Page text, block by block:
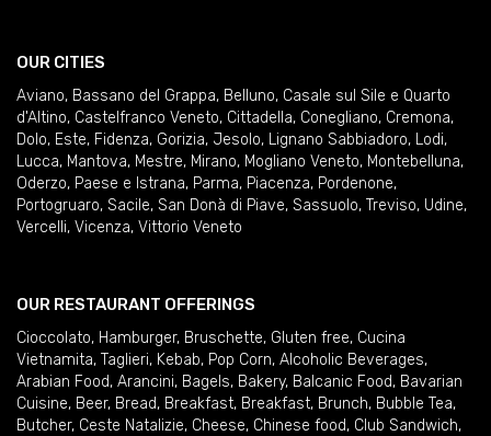
OUR CITIES
Aviano, Bassano del Grappa, Belluno, Casale sul Sile e Quarto
d'Altino, Castelfranco Veneto, Cittadella, Conegliano, Cremona,
Dolo, Este, Fidenza, Gorizia, Jesolo, Lignano Sabbiadoro, Lodi,
Lucca, Mantova, Mestre, Mirano, Mogliano Veneto, Montebelluna,
Oderzo, Paese e Istrana, Parma, Piacenza, Pordenone,
Portogruaro, Sacile, San Donà di Piave, Sassuolo, Treviso, Udine,
Vercelli, Vicenza, Vittorio Veneto
OUR RESTAURANT OFFERINGS
Cioccolato, Hamburger, Bruschette, Gluten free, Cucina
Vietnamita, Taglieri, Kebab, Pop Corn, Alcoholic Beverages,
Arabian Food, Arancini, Bagels, Bakery, Balcanic Food, Bavarian
Cuisine, Beer, Bread, Breakfast, Breakfast, Brunch, Bubble Tea,
Butcher, Ceste Natalizie, Cheese, Chinese food, Club Sandwich,